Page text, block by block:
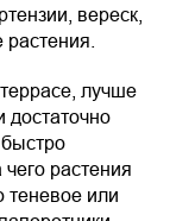
вереск,
лучше
достаточно
растения
теневое или